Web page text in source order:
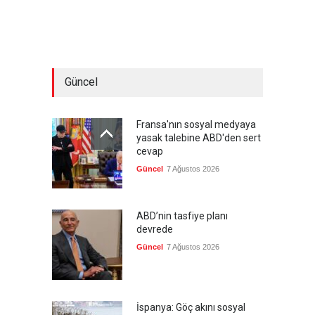
Güncel
Fransa'nın sosyal medyaya
yasak talebine ABD'den sert
cevap
Güncel 7 Ağustos 2026
ABD’nin tasfiye planı
devrede
Güncel 7 Ağustos 2026
İspanya: Göç akını sosyal